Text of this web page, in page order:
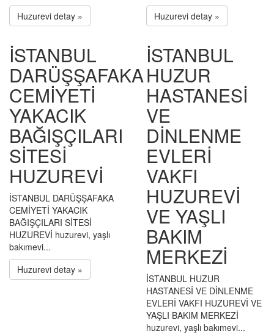
Huzurevi detay »
Huzurevi detay »
İSTANBUL
DARÜŞŞAFAKA
CEMİYETİ
YAKACIK
BAĞIŞÇILARI
SİTESİ
HUZUREVİ
İSTANBUL DARÜŞŞAFAKA
CEMİYETİ YAKACIK
BAĞIŞÇILARI SİTESİ
HUZUREVİ huzurevi, yaşlı
bakımevi...
Huzurevi detay »
İSTANBUL
HUZUR
HASTANESİ
VE
DİNLENME
EVLERİ
VAKFI
HUZUREVİ
VE YAŞLI
BAKIM
MERKEZİ
İSTANBUL HUZUR
HASTANESİ VE DİNLENME
EVLERİ VAKFI HUZUREVİ VE
YAŞLI BAKIM MERKEZİ
huzurevi, yaşlı bakımevi...